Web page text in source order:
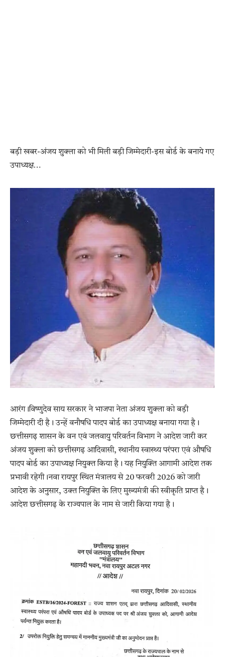
बड़ी खबर-अंजय शुक्ला को भी मिली बड़ी जिम्मेदारी-इस बोर्ड के बनाये गए
उपाध्यक्ष…
आरंग।विष्णुदेव साय सरकार ने भाजपा नेता अंजय शुक्ला को बड़ी
जिम्मेदारी दी है। उन्हें वनौषधि पादप बोर्ड का उपाध्यक्ष बनाया गया है।
छत्तीसगढ़ शासन के वन एवं जलवायु परिवर्तन विभाग ने आदेश जारी कर
अंजय शुक्ला को छत्तीसगढ़ आदिवासी, स्थानीय स्वास्थ्य परंपरा एवं औषधि
पादप बोर्ड का उपाध्यक्ष नियुक्त किया है। यह नियुक्ति आगामी आदेश तक
प्रभावी रहेगी।नवा रायपुर स्थित मंत्रालय से 20 फरवरी 2026 को जारी
आदेश के अनुसार, उक्त नियुक्ति के लिए मुख्यमंत्री की स्वीकृति प्राप्त है।
आदेश छत्तीसगढ़ के राज्यपाल के नाम से जारी किया गया है।